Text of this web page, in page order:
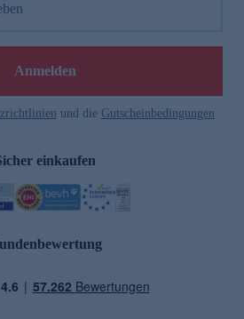
Anmelden
und die Gutscheinbedingungen
einkaufen